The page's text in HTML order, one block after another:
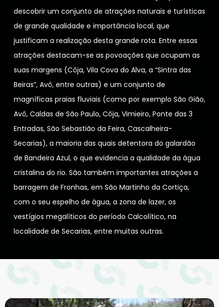
descobrir um conjunto de atrações naturais e turísticas
de grande qualidade e importância local, que
justificam a realização desta grande rota. Entre essas
atrações destacam-se as povoações que ocupam as
suas margens (Côja, Vila Cova do Alva, a “Sintra das
Beiras”, Avô, entre outras) e um conjunto de
magníficas praias fluviais (como por exemplo São Gião,
Avô, Caldas de São Paulo, Côja, Vimieiro, Ponte das 3
Entradas, São Sebastião da Feira, Cascalheira-
Secarias), a maioria das quais detentora do galardão
de Bandeira Azul, o que evidencia a qualidade da água
cristalina do rio. São também importantes atrações a
barragem de Fronhas, em São Martinho da Cortiça,
com o seu espelho de água, a zona de lazer, os
vestígios megalíticos do período Calcolítico, na
localidade de Secarias, entre muitas outras.